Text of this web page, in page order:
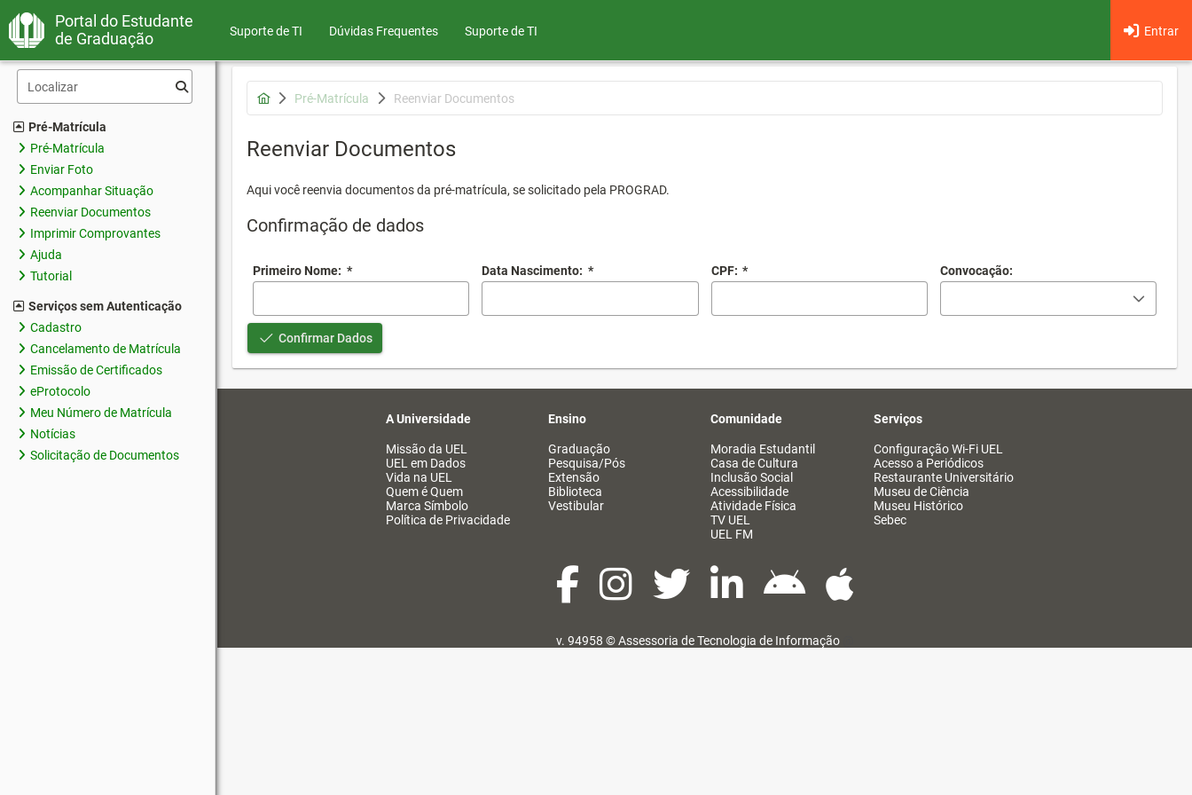
Portal do Estudante
de Graduação
Suporte de TI Dúvidas Frequentes Entrar
Suporte de TI
Pré-Matrícula
Pré-Matrícula
Enviar Foto
Acompanhar Situação
Reenviar Documentos
Imprimir Comprovantes
Ajuda
Tutorial
Serviços sem Autenticação
Cadastro
Cancelamento de Matrícula
Emissão de Certificados
eProtocolo
Meu Número de Matrícula
Notícias
Solicitação de Documentos
Pré-Matrícula Reenviar Documentos
Reenviar Documentos
Aqui você reenvia documentos da pré-matrícula, se solicitado pela PROGRAD.
Confirmação de dados
Primeiro Nome: * Data Nascimento: * CPF: * Convocação:
Confirmar Dados
A Universidade
Missão da UEL
UEL em Dados
Vida na UEL
Quem é Quem
Marca Símbolo
Política de Privacidade
Ensino
Graduação
Pesquisa/Pós
Extensão
Biblioteca
Vestibular
Comunidade
Moradia Estudantil
Casa de Cultura
Inclusão Social
Acessibilidade
Atividade Física
TV UEL
UEL FM
Serviços
Configuração Wi-Fi UEL
Acesso a Periódicos
Restaurante Universitário
Museu de Ciência
Museu Histórico
Sebec
v. 94958 ©Assessoria de Tecnologia de Informação